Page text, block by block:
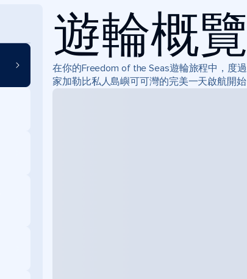
遊輪概覽
在你的Freedom of the Seas遊輪旅程中，度
家加勒比私人島嶼可可灣的完美一天啟航開